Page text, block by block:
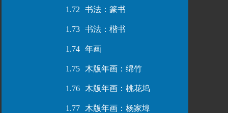
1.72 书法：篆书
1.73 书法：楷书
1.74 年画
1.75 木版年画：绵竹
1.76 木版年画：桃花坞
1.77 木版年画：杨家埠